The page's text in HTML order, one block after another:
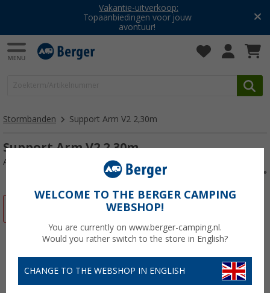
Vakantie-uitverkoop:
Topaanbiedingen voor jouw
avontuur!
Stormbanden Support Arm V2 2,30m
Support Arm V2 2,30m
Artikelnr: 110163
WELCOME TO THE BERGER CAMPING
WEBSHOP!
You are currently on www.berger-camping.nl.
Would you rather switch to the store in English?
CHANGE TO THE WEBSHOP IN ENGLISH